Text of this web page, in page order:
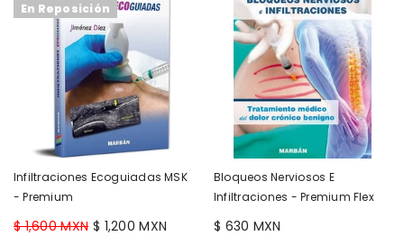
En Reposición
Infiltraciones Ecoguiadas MSK
- Premium
$ 1,600 MXN $ 1,200 MXN
Bloqueos Nerviosos E
Infiltraciones - Premium Flex
$ 630 MXN